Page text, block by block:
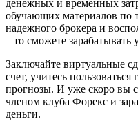
денежных и временных
обучающих материалов по
надежного брокера и
– то сможете зарабатывать
Заключайте виртуальные
счет, учитесь
прогнозы. И уже скоро вы
членом клуба Форекс и
деньги.